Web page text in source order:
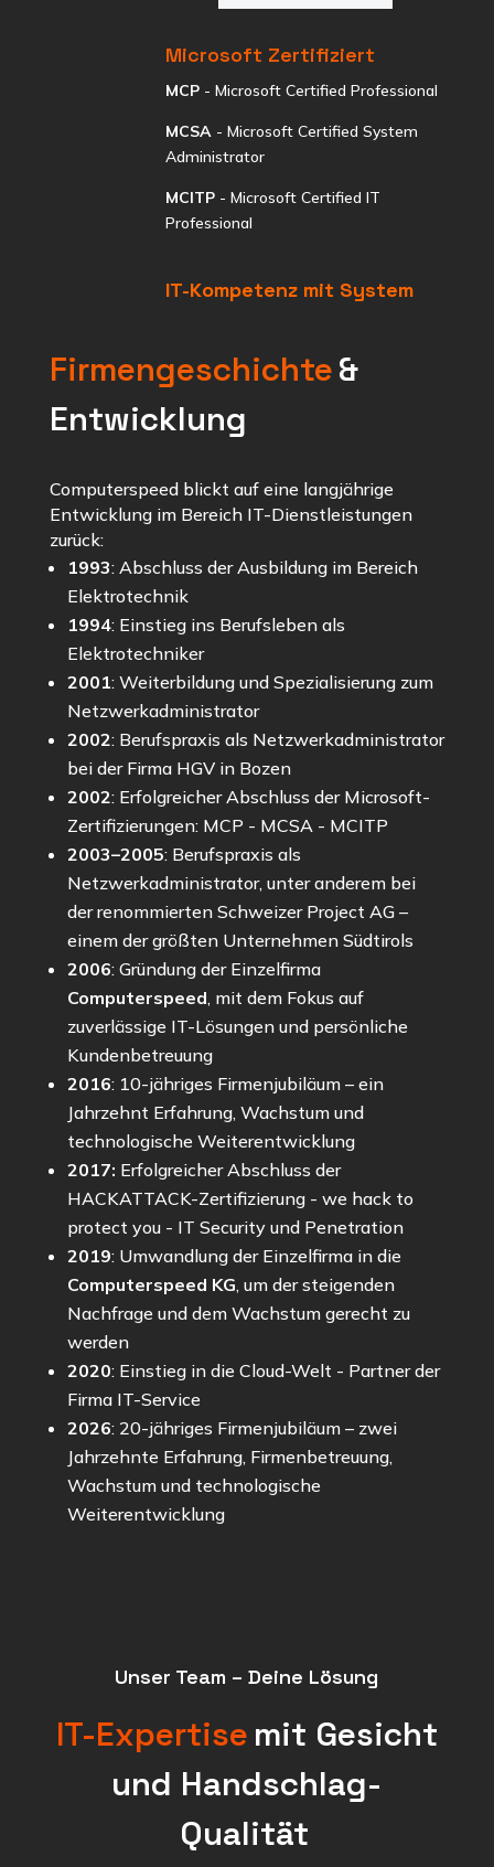
Microsoft Zertifiziert
MCP - Microsoft Certified Professional
MCSA - Microsoft Certified System
Administrator
MCITP - Microsoft Certified IT
Professional
IT-Kompetenz mit System
Firmengeschichte&
Entwicklung
Computerspeed blickt auf eine langjährige
Entwicklung im Bereich IT-Dienstleistungen
zurück:
1993: Abschluss der Ausbildung im Bereich
Elektrotechnik
1994: Einstieg ins Berufsleben als
Elektrotechniker
2001: Weiterbildung und Spezialisierung zum
Netzwerkadministrator
2002: Berufspraxis als Netzwerkadministrator
bei der Firma HGV in Bozen
2002: Erfolgreicher Abschluss der Microsoft-
Zertifizierungen: MCP - MCSA - MCITP
2003–2005: Berufspraxis als
Netzwerkadministrator, unter anderem bei
der renommierten Schweizer Project AG –
einem der größten Unternehmen Südtirols
2006: Gründung der Einzelfirma
Computerspeed, mit dem Fokus auf
zuverlässige IT-Lösungen und persönliche
Kundenbetreuung
2016: 10-jähriges Firmenjubiläum– ein
Jahrzehnt Erfahrung, Wachstum und
technologische Weiterentwicklung
2017: Erfolgreicher Abschluss der
HACKATTACK-Zertifizierung - we hack to
protect you - IT Security und Penetration
2019: Umwandlung der Einzelfirma in die
Computerspeed KG, um der steigenden
Nachfrage und dem Wachstum gerecht zu
werden
2020: Einstieg in die Cloud-Welt - Partner der
Firma IT-Service
2026: 20-jähriges Firmenjubiläum– zwei
Jahrzehnte Erfahrung, Firmenbetreuung,
Wachstum und technologische
Weiterentwicklung
Unser Team – Deine Lösung
IT-Expertise mit Gesicht
und Handschlag-
Qualität